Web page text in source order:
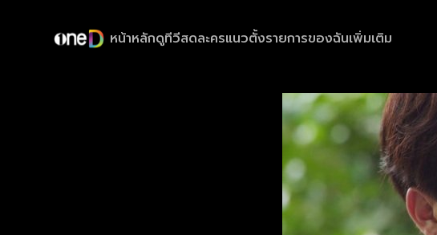
หน้าหลักดูทีวีสดละครแนวตั้งรายการของฉันเพิ่มเติม